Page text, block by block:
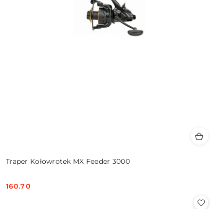
Traper Kołowrotek MX Feeder 3000
Cena:
160.70